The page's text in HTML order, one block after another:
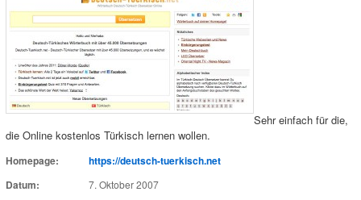
Sehr einfach für die,
die Online kostenlos Türkisch lernen wollen.
Homepage:
https://deutsch-tuerkisch.net
Datum:
7. Oktober 2007